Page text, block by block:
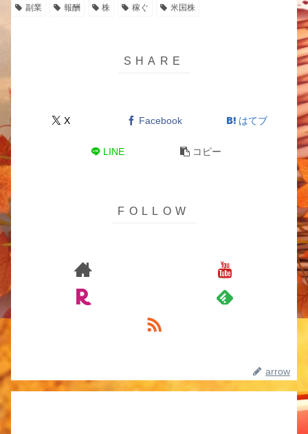
副業 報酬 株 稼ぐ 米国株
X Facebook はてブ
LINE コピー
arrow